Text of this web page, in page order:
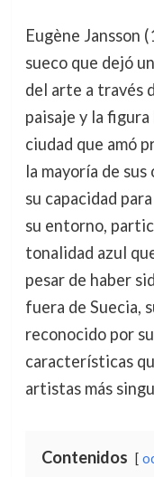
Eugène
sueco que dejó
del arte a través
paisaje y la
ciudad que amó
la mayoría de
su capacidad
su entorno,
tonalidad azul
pesar de haber
fuera de Suecia,
reconocido por
características
artistas más
Contenidos